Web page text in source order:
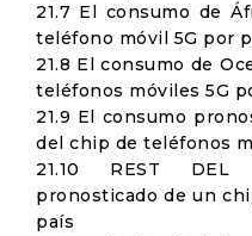
21.7 El consumo de
teléfono móvil 5G por
21.8 El consumo de
teléfonos móviles 5G
21.9 El consumo
del chip de teléfonos
21.10 REST DEL
pronosticado de un
país